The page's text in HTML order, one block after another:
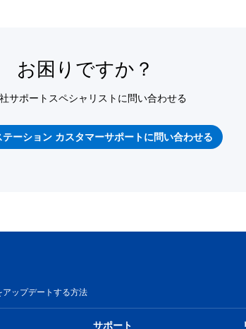
お困りですか？
サポートスペシャリストに問い合わせる
テーション カスタマーサポートに問い合わせる
ップデートする方法
サポート